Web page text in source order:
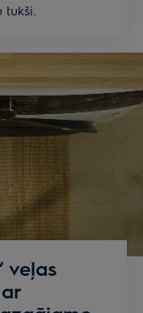
tukši.
veļas